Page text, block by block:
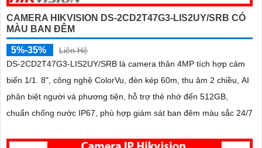
CAMERA HIKVISION DS-2CD2T47G3-LIS2UY/SRB CÓ
MÀU BAN ĐÊM
5%-35%
Liên Hệ
DS-2CD2T47G3-LIS2UY/SRB là camera thân 4MP tích hợp cảm
biến 1/1. 8", công nghệ ColorVu, đèn kép 60m, thu âm 2 chiều, AI
phân biệt người và phương tiện, hỗ trợ thẻ nhớ đến 512GB,
chuẩn chống nước IP67, phù hợp giám sát ban đêm màu sắc 24/7